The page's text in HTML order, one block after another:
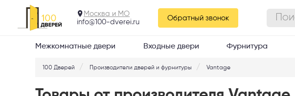
Москва и МО
info@100-dverei.ru
Обратный звонок
Межкомнатные двери Входные двери Фурнитура
100 Дверей Производители дверей и фурнитуры Vantage